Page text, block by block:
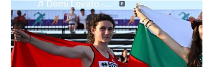
Şampiyonu
Lanlana
Tararudee!
için